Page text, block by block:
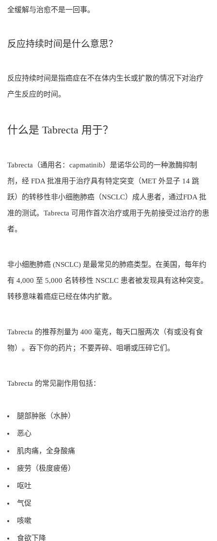
全缓解与治愈不是一回事。
反应持续时间是什么意思？
反应持续时间是指癌症在不在体内生长或扩散的情况下对治疗
产生反应的时间。
什么是 Tabrecta 用于？
Tabrecta（通用名：capmatinib）是诺华公司的一种激酶抑制
剂，经 FDA 批准用于治疗具有特定突变（MET 外显子 14 跳
跃）的转移性非小细胞肺癌（NSCLC）成人患者，通过FDA 批
准的测试。Tabrecta 可用作首次治疗或用于先前接受过治疗的患
者。
非小细胞肺癌 (NSCLC) 是最常见的肺癌类型。在美国，每年约
有 4,000 至 5,000 名转移性 NSCLC 患者被发现具有这种突变。
转移意味着癌症已经在体内扩散。
Tabrecta 的推荐剂量为 400 毫克，每天口服两次（有或没有食
物）。吞下你的药片；不要弄碎、咀嚼或压碎它们。
Tabrecta 的常见副作用包括：
腿部肿胀（水肿）
恶心
肌肉痛，全身酸痛
疲劳（极度疲倦）
呕吐
气促
咳嗽
食欲下降